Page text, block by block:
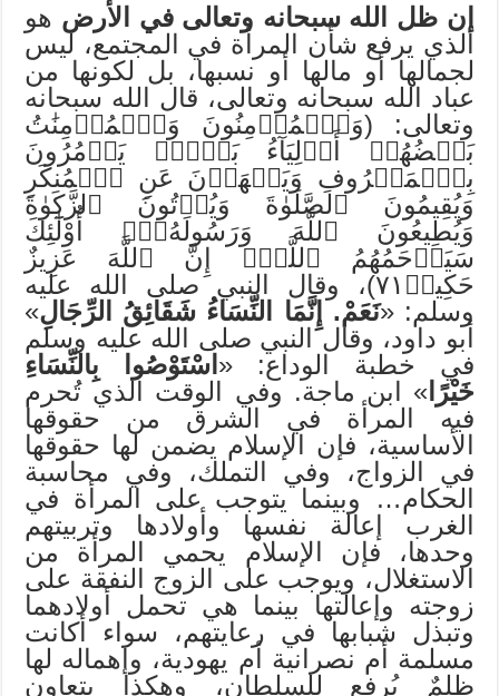
إن ظل الله سبحانه وتعالى في الأرض هو
الذي يرفع شأن المرأة في المجتمع، ليس
لجمالها أو مالها أو نسبها، بل لكونها من
عباد الله سبحانه وتعالى، قال الله سبحانه
وتعالى: (وَٱلۡمُؤۡمِنُونَ وَٱلۡمُؤۡمِنَٰتُ
بَعۡضُهُمۡ أَوۡلِيَآءُ بَعۡضٖۚ يَأۡمُرُونَ
بِٱلۡمَعۡرُوفِ وَيَنۡهَوۡنَ عَنِ ٱلۡمُنكَرِ
وَيُقِيمُونَ ٱلصَّلَوٰةَ وَيُؤۡتُونَ ٱلزَّكَوٰةَ
وَيُطِيعُونَ ٱللَّهَ وَرَسُولَهُۥٓۚ أُوْلَٰٓئِكَ
سَيَرۡحَمُهُمُ ٱللَّهُۗ إِنَّ ٱللَّهَ عَزِيزٌ
حَكِيمٞ٧١)، وقال النبي صلى الله عليه
وسلم: «نَعَمْ. إِنَّمَا النِّسَاءُ شَقَائِقُ الرِّجَالِ»
أبو داود، وقال النبي صلى الله عليه وسلم
في خطبة الوداع: « اسْتَوْصُوا بِالنِّسَاءِ
خَيْرًا» ابن ماجة. وفي الوقت الذي تُحرم
فيه المرأة في الشرق من حقوقها
الأساسية، فإن الإسلام يضمن لها حقوقها
في الزواج، وفي التملك، وفي محاسبة
الحكام… وبينما يتوجب على المرأة في
الغرب إعالة نفسها وأولادها وتربيتهم
وحدها، فإن الإسلام يحمي المرأة من
الاستغلال، ويوجب على الزوج النفقة على
زوجته وإعالتها بينما هي تحمل أولادهما
وتبذل شبابها في رعايتهم، سواء أكانت
مسلمة أم نصرانية أم يهودية، وإهماله لها
ظلمٌ يُرفع للسلطان، وهكذا يتعاون